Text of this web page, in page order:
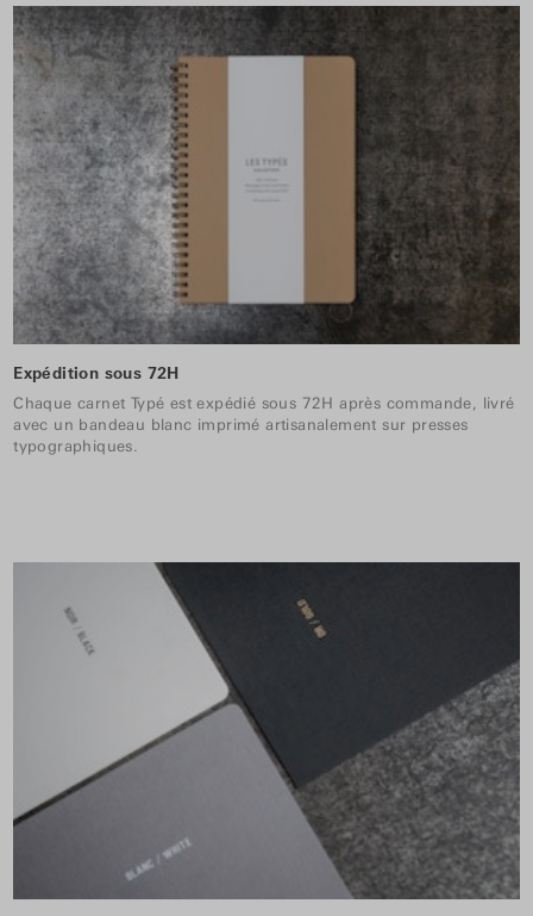
Expédition sous 72H
Chaque carnet Typé est expédié sous 72H après commande, livré
avec un bandeau blanc imprimé artisanalement sur presses
typographiques.